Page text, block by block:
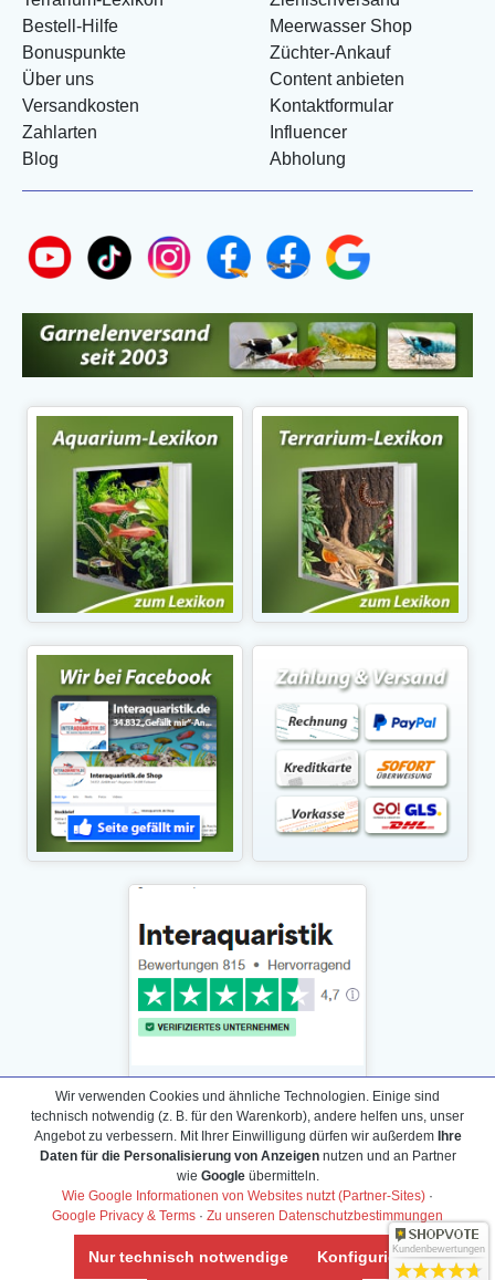
Bestell-Hilfe
Bonuspunkte
Über uns
Versandkosten
Zahlarten
Blog
Meerwasser Shop
Züchter-Ankauf
Content anbieten
Kontaktformular
Influencer
Abholung
Daten­schutz­erklärung
Widerrufs­recht /Widerrufs­formular
AGB & Info
Impressum
Wir verwenden Cookies und ähnliche Technologien. Einige sind
technisch notwendig (z. B. für den Warenkorb), andere helfen uns, unser
Angebot zu verbessern. Mit Ihrer Einwilligung dürfen wir außerdem Ihre
Daten für die Personalisierung von Anzeigennutzen und an Partner
wie Googleübermitteln.
Wie Google Informationen von Websites nutzt (Partner-Sites) ·
Google Privacy & Terms · Zu unseren Datenschutzbestimmungen
Nur technisch notwendige KonfigurierenKundenbewertungen